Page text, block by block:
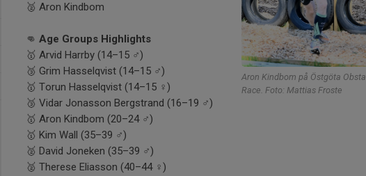
Aron Kindbom på Östgöta
Race. Foto: Mattias Froste
🥈 Aron Kindbom
👊 Age Groups Highlights
🥇 Arvid Harrby (14–15 ♂️)
🥉 Grim Hasselqvist (14–15 ♂️)
🥇 Torun Hasselqvist (14–15 ♀️)
🥉 Vidar Jonasson Bergstrand (16–19 ♂️)
🥇 Aron Kindbom (20–24 ♂️)
🥇 Kim Wall (35–39 ♂️)
🥈 David Joneken (35–39 ♂️)
🥈 Therese Eliasson (40–44 ♀️)